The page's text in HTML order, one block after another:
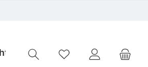
Instrumente
Du hast 0 Produkte